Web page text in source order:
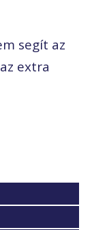
segít az
extra